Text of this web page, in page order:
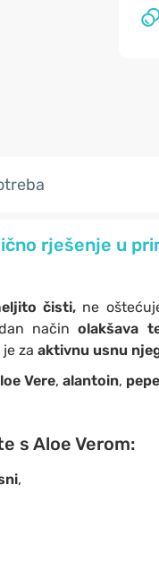
rješenje u
čisti, ne
načinolakšava
za aktivnu usnu
Vere, alantoin,
s Aloe Verom:
,